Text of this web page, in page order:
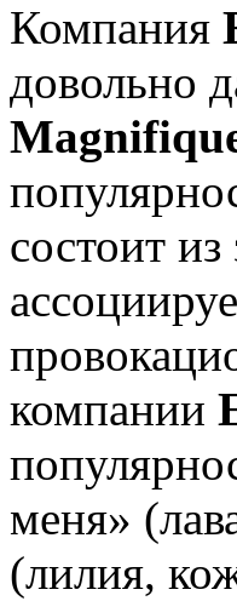
Компания
довольно
состоит
компании
меня»
(лилия,